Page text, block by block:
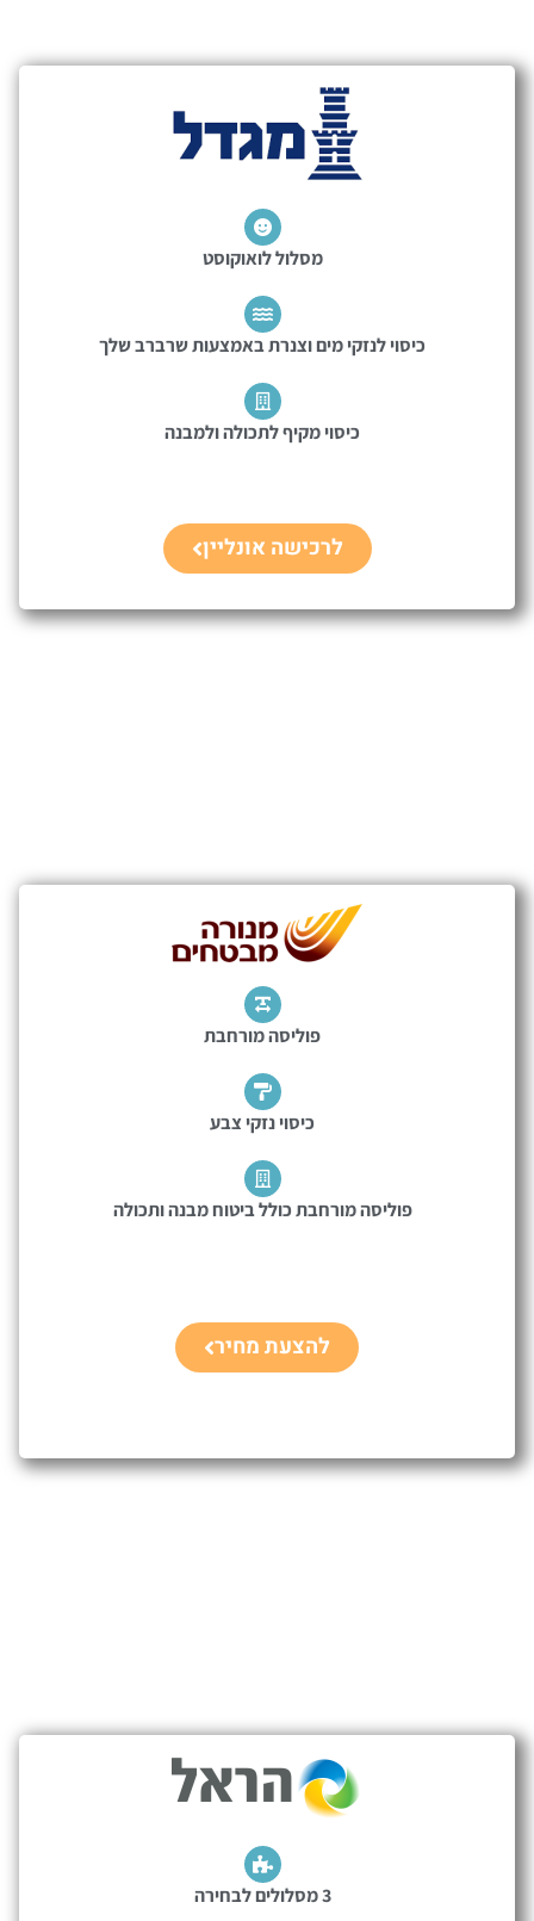
מסלול לואוקוסט
כיסוי לנזקי מים וצנרת באמצעות שרברב שלך
כיסוי מקיף לתכולה ולמבנה
לרכישה אונליין
פוליסה מורחבת
כיסוי נזקי צבע
פוליסה מורחבת כולל ביטוח מבנה ותכולה
להצעת מחיר
3 מסלולים לבחירה